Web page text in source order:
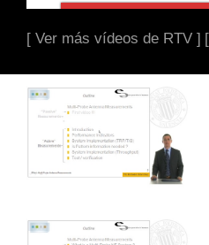
[ Ver más vídeos de RTV ]